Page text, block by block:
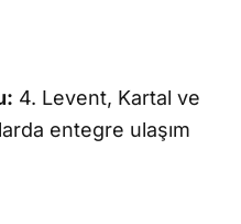
4. Levent, Kartal ve
entegre ulaşım